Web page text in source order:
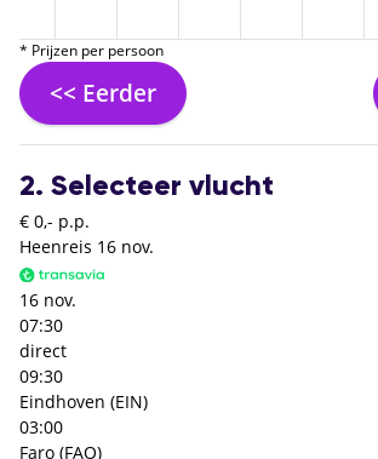
* Prijzen per persoon
<< Eerder
2. Selecteer vlucht
€ 0,- p.p.
Heenreis 16 nov.
16 nov.
07:30
direct
09:30
Eindhoven (EIN)
03:00
Faro (FAO)